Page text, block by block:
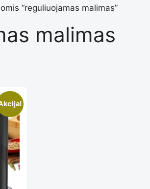
“reguliuojamas malimas”
malimas